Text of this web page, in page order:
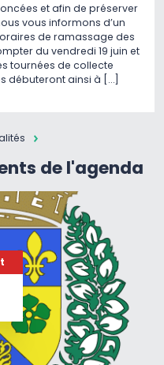
et afin de préserver
vous informons d’un
de ramassage des
du vendredi 19 juin et
tournées de collecte
débuteront ainsi à […]
de l'agenda